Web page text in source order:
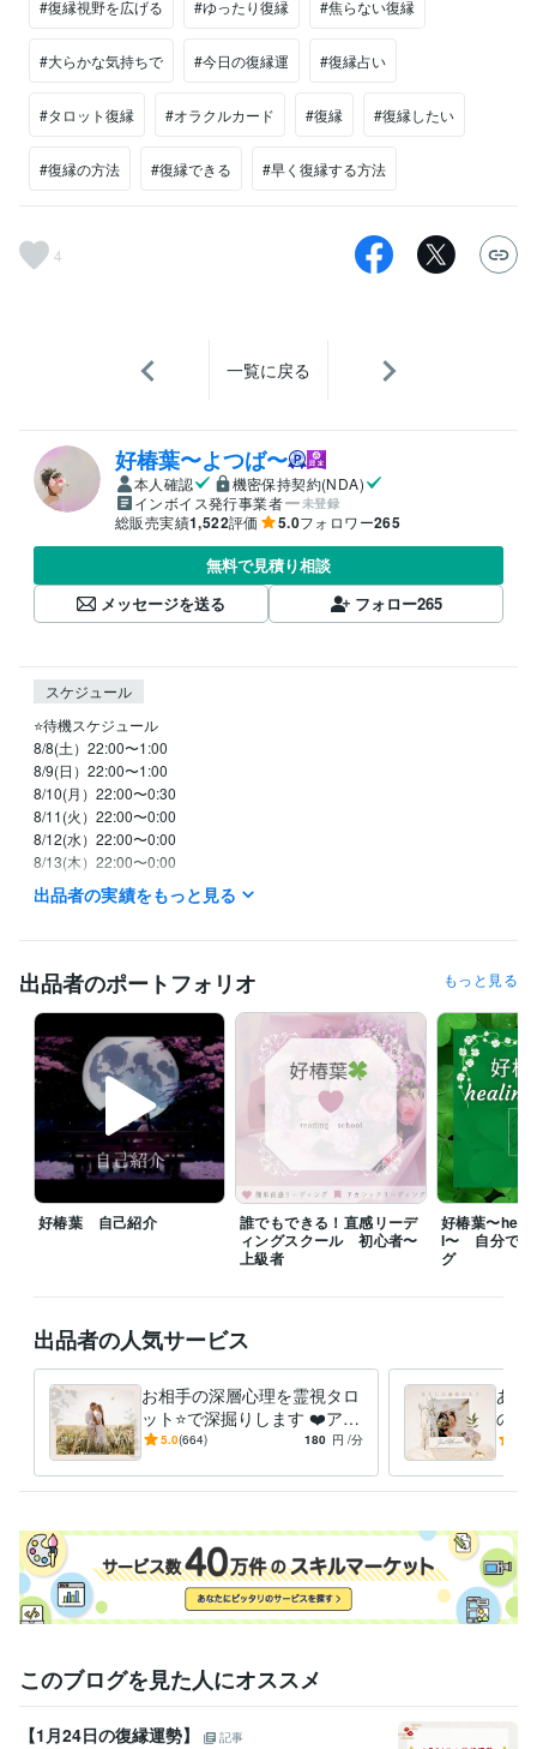
#復縁視野を広げる #ゆったり復縁 #焦らない復縁
#大らかな気持ちで #今日の復縁運 #復縁占い
#タロット復縁 #オラクルカード #復縁 #復縁したい
#復縁の方法 #復縁できる #早く復縁する方法
4
一覧に戻る
好椿葉〜よつば〜
本人確認
機密保持契約(NDA)
インボイス発行事業者
未登録
総販売実績1,522評価 5.0フォロワー265
無料で見積り相談
メッセージを送る
フォロー265
スケジュール
⭐️待機スケジュール
8/8(土）22:00〜1:00
8/9(日）22:00〜1:00
8/10(月）22:00〜0:30
8/11(火）22:00〜0:00
8/12(水）22:00〜0:00
8/13(木）22:00〜0:00
8/７(金）22:00〜1:30
※待機開始時間は前後することがあります。
⭐️メッセージいただけたら優先いたします
⭐️平日は、基本的に
２２：００以降からの待機です
⭐️土日祝は、イレギュラーに対応です
⭐️待機中はお問い合わせなくお電話可能です！
⭐️チャットは基本的に回数での
カウントとさせていただきます。
⭐️待機中でなくてもメッセージにて
調整可能な場合はありますが、
平日は夜のみ対応となります。
⭐️待機中でも内容によっては、
ご了承くださいませ♡
⭐︎お一人お一人の
「心」に寄り添って
精一杯対応させていただきます♡
⭐︎その他
・ご予約の場合はできる限り日時の調整を
しますので、お気軽にご相談ください。
それでは、心より
経験職種
医療・介護 / 看護師 経験年数 : 45年
出品者の実績をもっと見る
出品者のポートフォリオ もっと見る
好椿葉 自己紹介
誰でもできる！直感リーデ
ィングスクール 初心者〜
上級者
好椿葉〜
l〜 自分で簡
グ
出品者の人気サービス
お相手の深層心理を霊視タロ
ット⭐️で深掘りします ❤️アカ
シックリーディングにて深く
5.0(664) 180 円 /分
あの
の深
トに
このブログを見た人にオススメ
【1月24日の復縁運勢】
記事